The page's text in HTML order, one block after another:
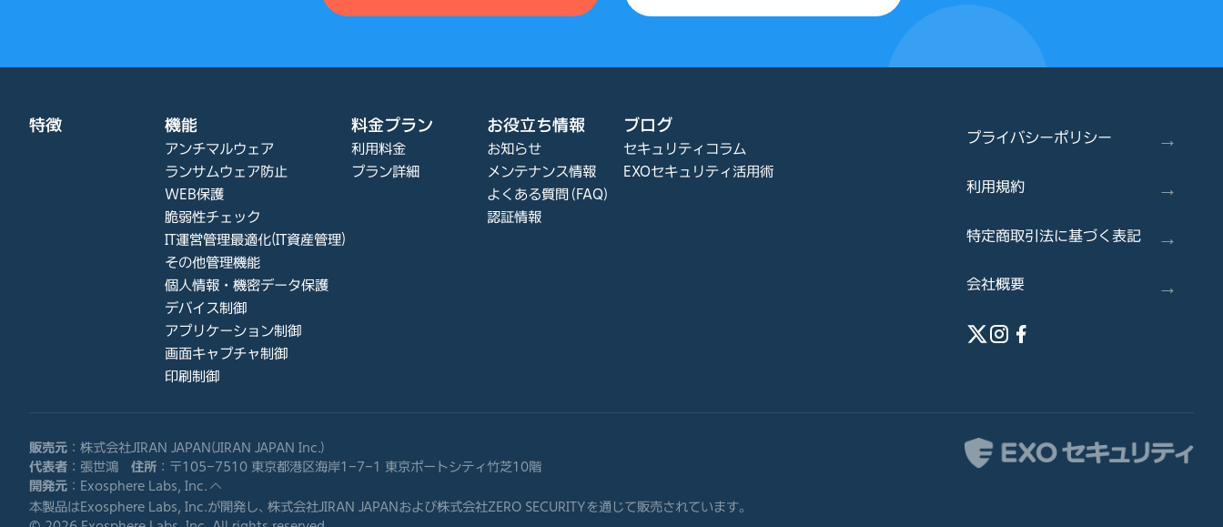
特徴 機能
アンチマルウェア
ランサムウェア防止
WEB保護
脆弱性チェック
IT運営管理最適化(IT資産管理)
その他管理機能
個人情報・機密データ保護
デバイス制御
アプリケーション制御
画面キャプチャ制御
印刷制御
料金プラン
利用料金
プラン詳細
お役立ち情報
お知らせ
メンテナンス情報
よくある質問（FAQ）
認証情報
ブログ
セキュリティコラム
EXOセキュリティ活用術
プライバシーポリシー →
利用規約 →
特定商取引法に基づく表記 →
会社概要 →
販売元 ：株式会社JIRAN JAPAN(JIRAN JAPAN Inc.)
代表者 ：張世鴻 住所 ：〒105-7510 東京都港区海岸1-7-1 東京ポートシティ竹芝10階
開発元 ：Exosphere Labs, Inc.
本製品はExosphere Labs, Inc.が開発し、株式会社JIRAN JAPANおよび株式会社ZERO SECURITYを通じて販売されています。